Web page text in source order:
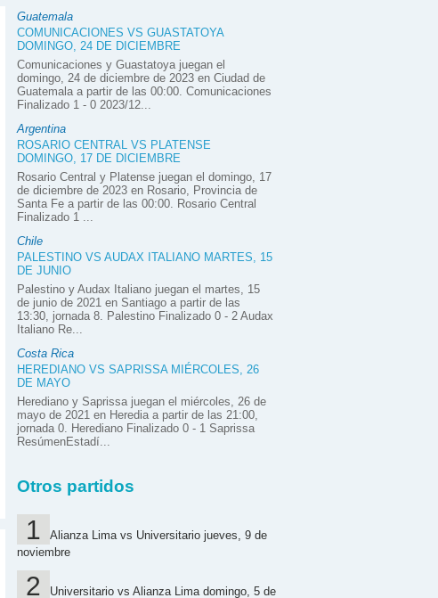
Guatemala
COMUNICACIONES VS GUASTATOYA
DOMINGO, 24 DE DICIEMBRE
Comunicaciones y Guastatoya juegan el
domingo, 24 de diciembre de 2023 en Ciudad de
Guatemala a partir de las 00:00. Comunicaciones
Finalizado 1 - 0 2023/12...
Argentina
ROSARIO CENTRAL VS PLATENSE
DOMINGO, 17 DE DICIEMBRE
Rosario Central y Platense juegan el domingo, 17
de diciembre de 2023 en Rosario, Provincia de
Santa Fe a partir de las 00:00. Rosario Central
Finalizado 1 ...
Chile
PALESTINO VS AUDAX ITALIANO MARTES, 15
DE JUNIO
Palestino y Audax Italiano juegan el martes, 15
de junio de 2021 en Santiago a partir de las
13:30, jornada 8. Palestino Finalizado 0 - 2 Audax
Italiano Re...
Costa Rica
HEREDIANO VS SAPRISSA MIÉRCOLES, 26
DE MAYO
Herediano y Saprissa juegan el miércoles, 26 de
mayo de 2021 en Heredia a partir de las 21:00,
jornada 0. Herediano Finalizado 0 - 1 Saprissa
ResúmenEstadí...
Otros partidos
Alianza Lima vs Universitario jueves, 9 de
noviembre
Universitario vs Alianza Lima domingo, 5 de